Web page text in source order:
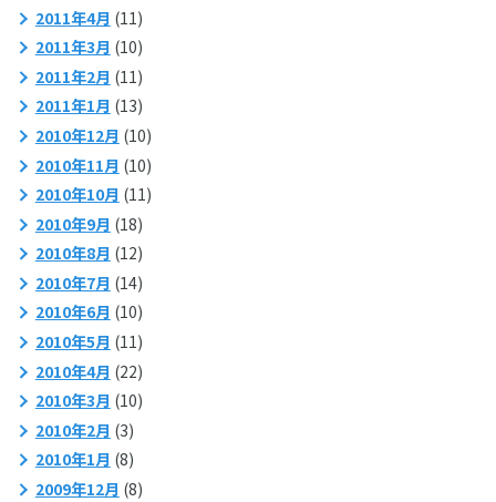
2011年4月 (11)
2011年3月 (10)
2011年2月 (11)
2011年1月 (13)
2010年12月 (10)
2010年11月 (10)
2010年10月 (11)
2010年9月 (18)
2010年8月 (12)
2010年7月 (14)
2010年6月 (10)
2010年5月 (11)
2010年4月 (22)
2010年3月 (10)
2010年2月 (3)
2010年1月 (8)
2009年12月 (8)